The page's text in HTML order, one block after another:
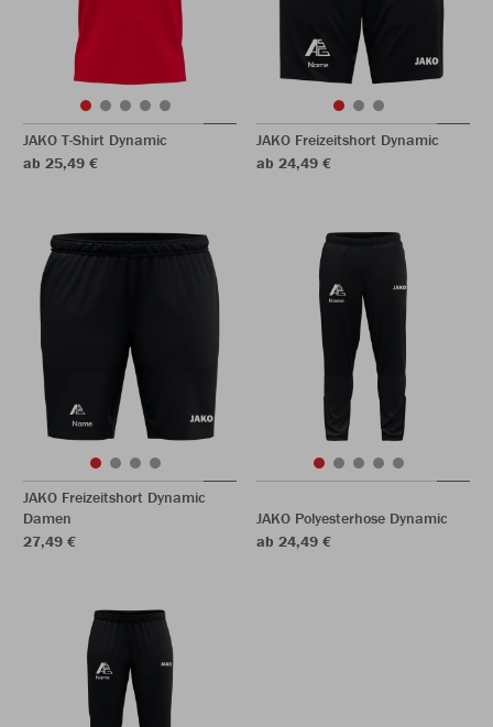
JAKO T-Shirt Dynamic
ab 25,49 €
JAKO Freizeitshort Dynamic
ab 24,49 €
JAKO Freizeitshort Dynamic
Damen
27,49 €
JAKO Polyesterhose Dynamic
ab 24,49 €